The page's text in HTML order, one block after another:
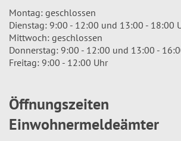
Montag: geschlossen
Dienstag: 9:00 - 12:00 und 13:00 - 18:00
Mittwoch: geschlossen
Donnerstag: 9:00 - 12:00 und 13:00 -
Freitag: 9:00 - 12:00 Uhr
Öffnungszeiten
Einwohnermeldeämter